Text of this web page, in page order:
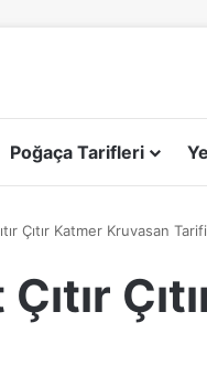
Poğaça Tarifleri
Çıtır Katmer Kruvasan Tarifi